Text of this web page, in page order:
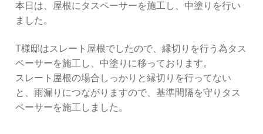
本日は、屋根にタスペーサーを施工し、中塗りを行い
ました。
T様邸はスレート屋根でしたので、縁切りを行う為タス
ペーサーを施工し、中塗りに移っております。
スレート屋根の場合しっかりと縁切りを行ってない
と、雨漏りにつながりますので、基準間隔を守りタス
ペーサーを施工しました。